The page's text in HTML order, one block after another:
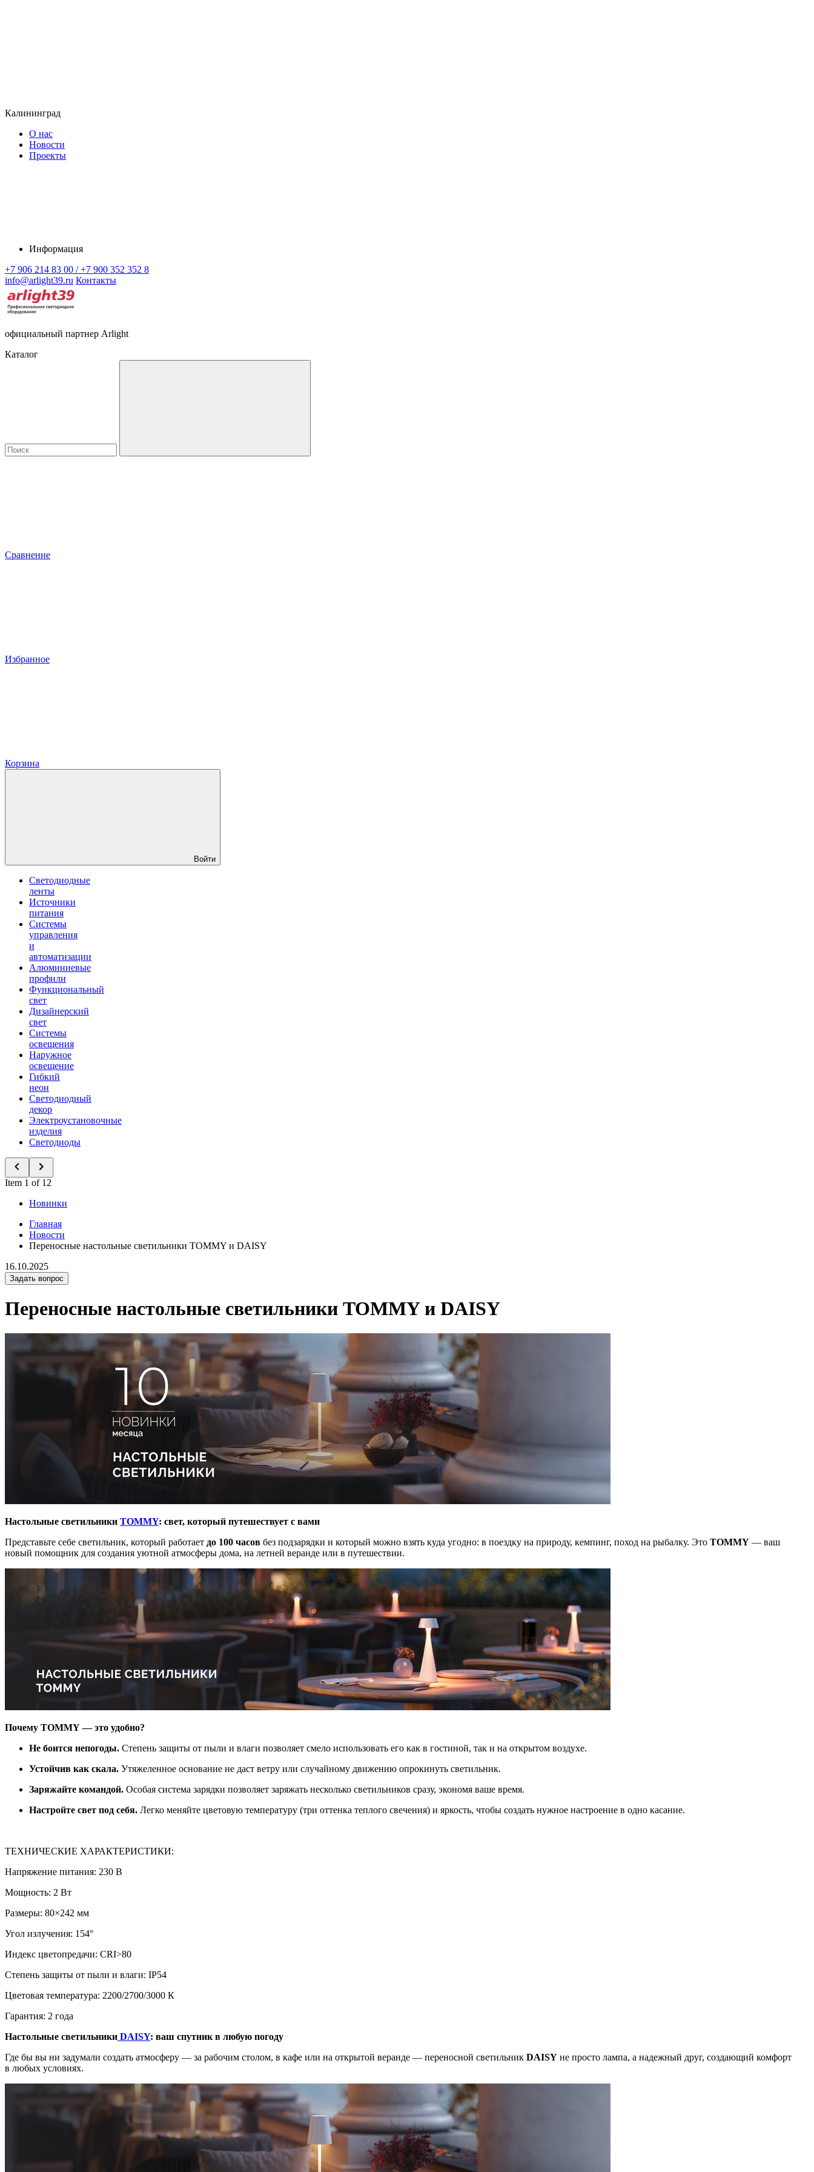
Калининград
О нас
Новости
Проекты
Информация
+7 906 214 83 00 / +7 900 352 352 8
info@arlight39.ru Контакты
официальный партнер Arlight
Каталог
Сравнение
Избранное
Корзина
Войти
Светодиодные
ленты
Источники
питания
Системы
управления
и
автоматизации
Алюминиевые
профили
Функциональный
свет
Дизайнерский
свет
Системы
освещения
Наружное
освещение
Гибкий
неон
Светодиодный
декор
Электроустановочные
изделия
Светодиоды
Item 1 of 12
Новинки
Главная
Новости
Переносные настольные светильники TOMMY и DAISY
16.10.2025
Задать вопрос
Переносные настольные светильники TOMMY и DAISY
Настольные светильники TOMMY: свет, который путешествует с вами
Представьте себе светильник, который работает до 100 часов без подзарядки и который можно взять куда угодно: в поездку на природу, кемпинг, поход на рыбалку. Это TOMMY — ваш
новый помощник для создания уютной атмосферы дома, на летней веранде или в путешествии.
Почему TOMMY — это удобно?
Не боится непогоды. Степень защиты от пыли и влаги позволяет смело использовать его как в гостиной, так и на открытом воздухе.
Устойчив как скала. Утяжеленное основание не даст ветру или случайному движению опрокинуть светильник.
Заряжайте командой. Особая система зарядки позволяет заряжать несколько светильников сразу, экономя ваше время.
Настройте свет под себя. Легко меняйте цветовую температуру (три оттенка теплого свечения) и яркость, чтобы создать нужное настроение в одно касание.
ТЕХНИЧЕСКИЕ ХАРАКТЕРИСТИКИ:
Напряжение питания: 230 В
Мощность: 2 Вт
Размеры: 80×242 мм
Угол излучения: 154°
Индекс цветопредачи: CRI>80
Степень защиты от пыли и влаги: IP54
Цветовая температура: 2200/2700/3000 К
Гарантия: 2 года
Настольные светильники DAISY: ваш спутник в любую погоду
Где бы вы ни задумали создать атмосферу — за рабочим столом, в кафе или на открытой веранде — переносной светильник DAISY не просто лампа, а надежный друг, создающий комфорт
в любых условиях.